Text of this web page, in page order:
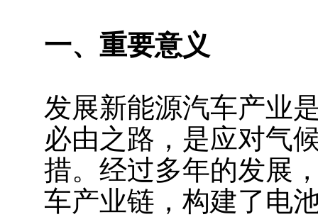
一、重要意义
发展新能源汽车产业
必由之路，是应对气
措。经过多年的发展
车产业链，构建了电